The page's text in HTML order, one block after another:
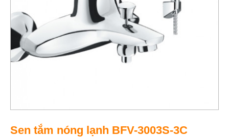
Sen tắm nóng lạnh BFV-3003S-3C